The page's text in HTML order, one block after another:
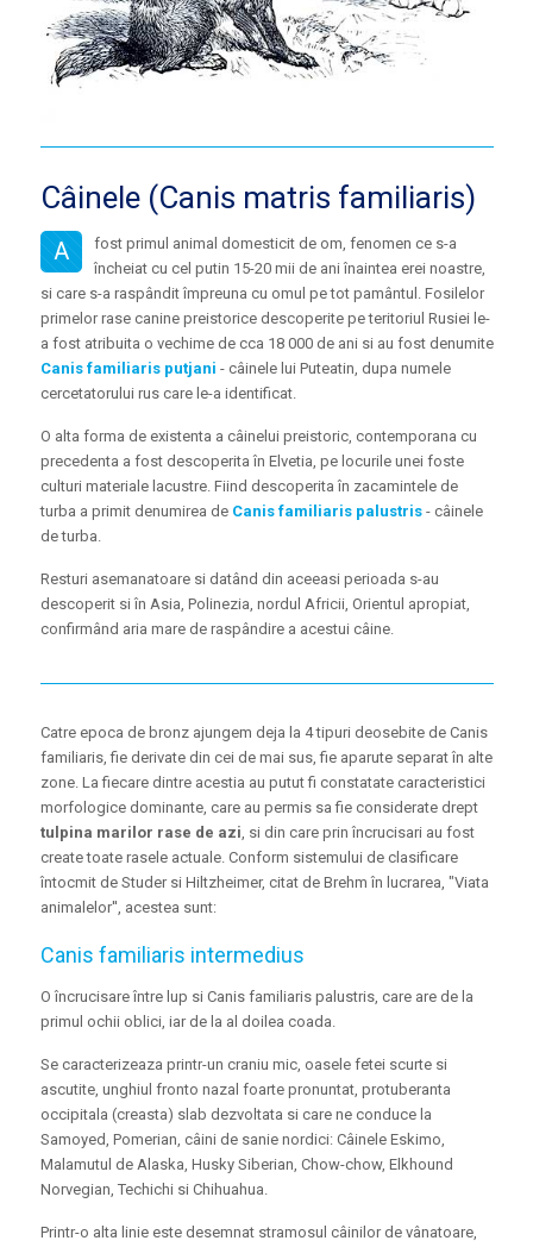
Câinele (Canis matris familiaris)
A
fost primul animal domesticit de om, fenomen ce s-a
încheiat cu cel putin 15-20 mii de ani înaintea erei noastre,
si care s-a raspândit împreuna cu omul pe tot pamântul. Fosilelor
primelor rase canine preistorice descoperite pe teritoriul Rusiei le-
a fost atribuita o vechime de cca 18 000 de ani si au fost denumite
Canis familiaris putjani - câinele lui Puteatin, dupa numele
cercetatorului rus care le-a identificat.
O alta forma de existenta a câinelui preistoric, contemporana cu
precedenta a fost descoperita în Elvetia, pe locurile unei foste
culturi materiale lacustre. Fiind descoperita în zacamintele de
turba a primit denumirea de Canis familiaris palustris- câinele
de turba.
Resturi asemanatoare si datând din aceeasi perioada s-au
descoperit si în Asia, Polinezia, nordul Africii, Orientul apropiat,
confirmând aria mare de raspândire a acestui câine.
Catre epoca de bronz ajungem deja la 4 tipuri deosebite de Canis
familiaris, fie derivate din cei de mai sus, fie aparute separat în alte
zone. La fiecare dintre acestia au putut fi constatate caracteristici
morfologice dominante, care au permis sa fie considerate drept
tulpina marilor rase de azi, si din care prin încrucisari au fost
create toate rasele actuale. Conform sistemului de clasificare
întocmit de Studer si Hiltzheimer, citat de Brehm în lucrarea, "Viata
animalelor'', acestea sunt:
Canis familiaris intermedius
O încrucisare între lup si Canis familiaris palustris, care are de la
primul ochii oblici, iar de la al doilea coada.
Se caracterizeaza printr-un craniu mic, oasele fetei scurte si
ascutite, unghiul fronto nazal foarte pronuntat, protuberanta
occipitala (creasta) slab dezvoltata si care ne conduce la
Samoyed, Pomerian, câini de sanie nordici: Câinele Eskimo,
Malamutul de Alaska, Husky Siberian, Chow-chow, Elkhound
Norvegian, Techichi si Chihuahua.
Printr-o alta linie este desemnat stramosul câinilor de vânatoare,